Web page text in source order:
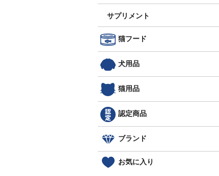
サプリメント
猫フード
犬用品
猫用品
認定商品
ブランド
お気に入り